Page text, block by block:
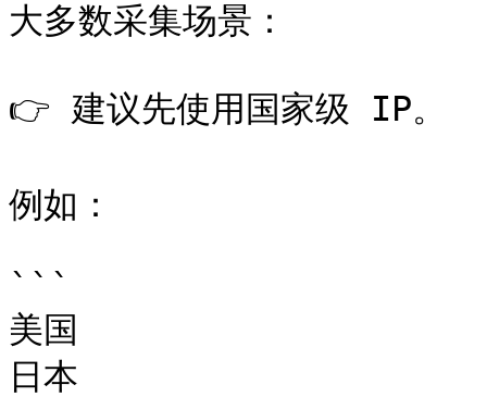
大多数采集场景：
👉 建议先使用国家级 IP。
例如：
```
美国
日本